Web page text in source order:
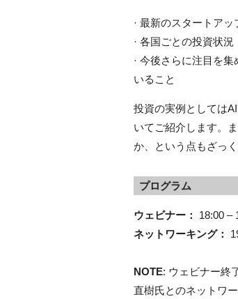
· 最新のスタートア
· 各国ごとの投資状況
· 今後さらに注目を
いること
投資の実例としては
いてご紹介します。
か、という点もざっ
プログラム
ウェビナー：
18:00 –
ネットワーキング：
NOTE: ウェビナー終
直樹氏とのネットワ